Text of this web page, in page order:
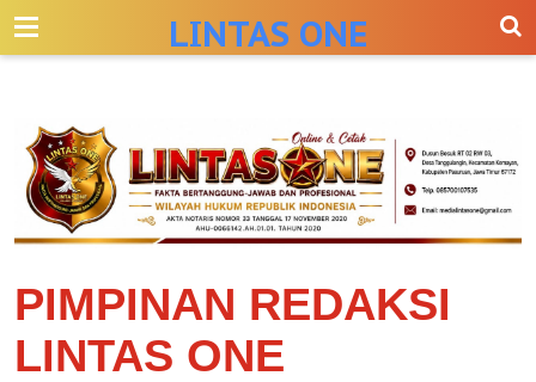
--> LINTAS ONE
PIMPINAN REDAKSI
LINTAS ONE